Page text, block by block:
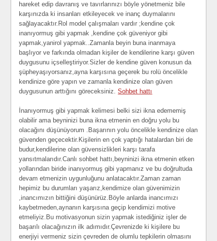
hareket edip davranış ve tavırlarınızı böyle yönetmeniz bile
karşınızda ki insanları etkileyecek ve inanç duymalarını
sağlayacaktır.Rol model çalışmaları vardır ;kendine çok
inanıyormuş gibi yapmak ,kendine çok güveniyor gibi
yapmak,yanirol yapmak..Zamanla beyin buna inanmaya
başlıyor ve farkında olmadan kişiler de kendilerine karşı güven
duygusunu içselleştiriyor.Sizler de kendine güven konusun da
şüpheyaşıyorsanız,ayna karşısına geçerek bu rolü öncelikle
kendinize göre yapın ve zamanla kendinize olan güven
duygusunun arttığını göreceksiniz.Sohbet hattı
İnanıyormuş gibi yapmak kelimesi belki sizi ikna edememiş
olabilir ama beyninizi buna ikna etmenin en doğru yolu bu
olacağını düşünüyorum .Başarının yolu öncelikle kendinize olan
güvenden geçecektir.Kişilerin en çok yaptığı hatalardan biri de
budur,kendilerine olan güvensizlikleri karşı tarafa
yansıtmalarıdır.Canlı sohbet hattı,beyninizi ikna etmenin etken
yollarından biride inanıyormuş gibi yapmanız ve bu doğrultuda
devam etmenizin uygunluğunu anlatacaktır.Zaman zaman
hepimiz bu durumları yaşarız,kendimize olan güvenimizin
,inancımızın bittiğini düşünürüz.Böyle anlarda inancımızı
kaybetmeden,aynanın karşısına geçip kendimizi motive
etmeliyiz.Bu motivasyonun sizin yapmak istediğiniz işler de
başarılı olacağınızın ilk adımıdır.Çevrenizde ki kişilere bu
enerjiyi vermeniz sizin çevreden de olumlu tepkilerin olmasını